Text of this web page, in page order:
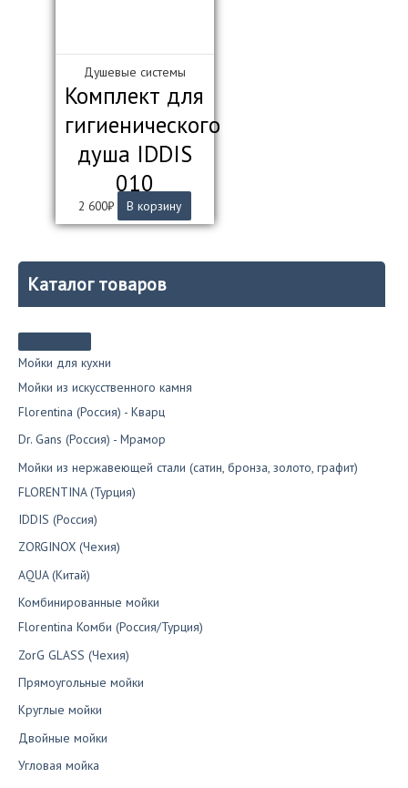
Каталог товаров
Мойки для кухни
Мойки из искусственного камня
Florentina (Россия) - Кварц
Dr. Gans (Россия) - Мрамор
Мойки из нержавеющей стали (сатин, бронза, золото, графит)
FLORENTINA (Турция)
IDDIS (Россия)
ZORGINOX (Чехия)
AQUA (Китай)
Комбинированные мойки
Florentina Комби (Россия/Турция)
ZorG GLASS (Чехия)
Прямоугольные мойки
Круглые мойки
Двойные мойки
Угловая мойка
Душевые системы
Комплект для
гигиенического
душа IDDIS
010
2 600₽ В корзину